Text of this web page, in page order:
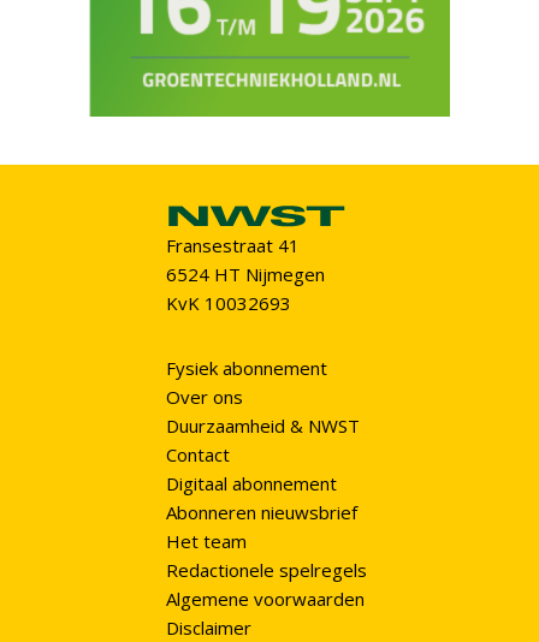
Fransestraat 41
6524 HT Nijmegen
KvK 10032693
Fysiek abonnement
Over ons
Duurzaamheid & NWST
Contact
Digitaal abonnement
Abonneren nieuwsbrief
Het team
Redactionele spelregels
Algemene voorwaarden
Disclaimer